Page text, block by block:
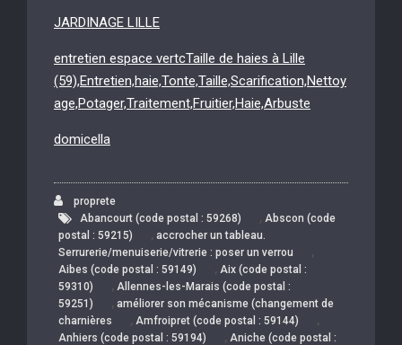
JARDINAGE LILLE
entretien espace vertcTaille de haies à Lille
(59),Entretien,haie,Tonte,Taille,Scarification,Nettoy
age,Potager,Traitement,Fruitier,Haie,Arbuste
domicella
proprete
Abancourt (code postal : 59268)
, Abscon (code
postal : 59215)
, accrocher un tableau.
Serrurerie/menuiserie/vitrerie : poser un verrou
,
Aibes (code postal : 59149) , Aix (code postal :
59310)
, Allennes-les-Marais (code postal :
59251)
, améliorer son mécanisme (changement de
charnières
, Amfroipret (code postal : 59144) ,
Anhiers (code postal : 59194) , Aniche (code postal :